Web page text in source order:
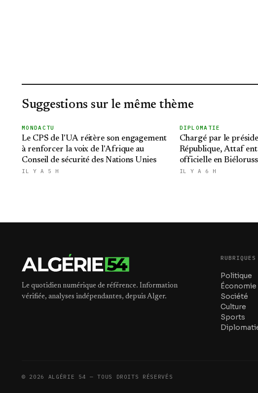
Suggestions sur le même thème
MONDACTU
Le CPS de l'UA réitère son engagement
à renforcer la voix de l'Afrique au
Conseil de sécurité des Nations Unies
IL Y A 5 H
DIPLOMATIE
Chargé par le
République, Attaf
officielle en
IL Y A 6 H
Le quotidien numérique de référence. Information
vérifiée, analyses indépendantes, depuis Alger.
RUBRIQUES
Politique
Économie
Société
Culture
Sports
© 2026 ALGÉRIE 54 — TOUS DROITS RÉSERVÉS